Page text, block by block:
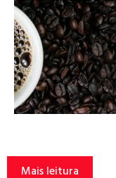
Mais leitura